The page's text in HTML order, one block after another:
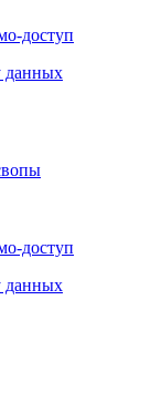
доступ
данных
доступ
данных